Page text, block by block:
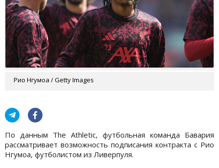
Рио Нгумоа / Getty Images
По данным The Athletic, футбольная команда Бавария
рассматривает возможность подписания контракта с Рио
Нгумоа, футболистом из Ливерпуля.